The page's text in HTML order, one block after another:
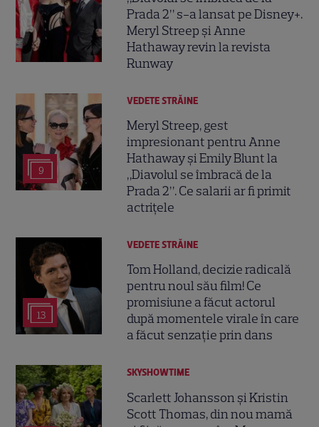
Prada 2” s-a lansat pe Disney+.
Meryl Streep și Anne
Hathaway revin la revista
Runway
9
VEDETE STRĂINE
Meryl Streep, gest
impresionant pentru Anne
Hathaway și Emily Blunt la
„Diavolul se îmbracă de la
Prada 2”. Ce salarii ar fi primit
actrițele
13
VEDETE STRĂINE
Tom Holland, decizie radicală
pentru noul său film! Ce
promisiune a făcut actorul
după momentele virale în care
a făcut senzație prin dans
SKYSHOWTIME
Scarlett Johansson și Kristin
Scott Thomas, din nou mamă